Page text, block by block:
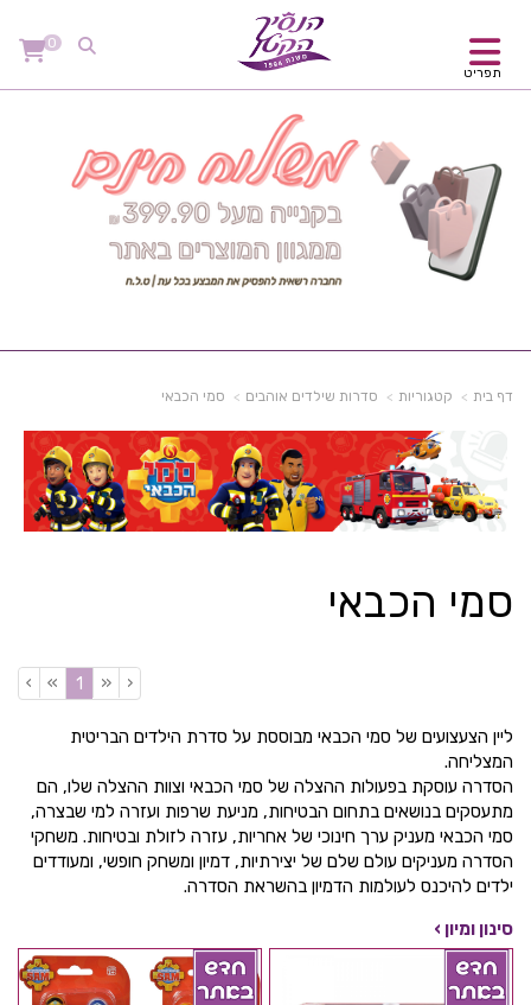
תפריט
0
דף בית קטגוריות סדרות שילדים אוהבים סמי הכבאי
סמי הכבאי
‹
«
1
»
›
ליין הצעצועים של סמי הכבאי מבוססת על סדרת הילדים הבריטית
המצליחה.
הסדרה עוסקת בפעולות ההצלה של סמי הכבאי וצוות ההצלה שלו, הם
מתעסקים בנושאים בתחום הבטיחות, מניעת שרפות ועזרה למי שבצרה,
סמי הכבאי מעניק ערך חינוכי של אחריות, עזרה לזולת ובטיחות. משחקי
הסדרה מעניקים עולם שלם של יצירתיות, דמיון ומשחק חופשי, ומעודדים
ילדים להיכנס לעולמות הדמיון בהשראת הסדרה.
סינון ומיון ›